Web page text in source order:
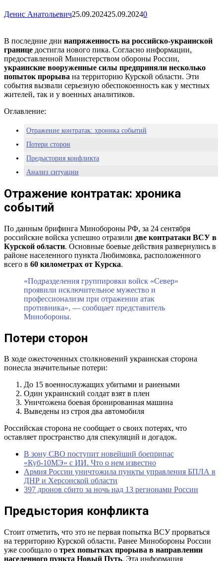
Денис Анатольевич25.09.202425.09.20240
В последние дни напряженность на российско-украинской
границе достигла нового пика. Согласно информации,
предоставленной Министерством обороны России,
украинские вооруженные силы предприняли несколько
попыток прорыва на территорию Курской области. Эти
события вызвали серьезную обеспокоенность как у местных
жителей, так и у военных аналитиков.
Оглавление:
Отражение контратак: хроника событий
Потери сторон
Предыстория конфликта
Анализ ситуации
Отражение контратак: хроника
событий
По данным брифинга Минобороны РФ, за 24 сентября
российские войска успешно отразили две контратаки ВСУ в
Курской области. Основные боевые действия развернулись в
районе населенного пункта Любимовка, расположенного
всего в 60 километрах от Курска.
«Подразделения группировки войск «Север»
проявили исключительное мужество и
профессионализм при отражении атак
противника», — сообщает представитель
Минобороны.
Потери сторон
В ходе ожесточенных столкновений украинская сторона
понесла значительные потери:
До 15 военнослужащих убитыми и ранеными
Один украинский солдат взят в плен
Уничтожена боевая бронированная машина
Выведены из строя два автомобиля
Российская сторона не сообщает о своих потерях, что
оставляет пространство для спекуляций и догадок.
В зону СВО поступит новейший боеприпас
«Куб-10МЭ» с ИИ. Что о нем известно
Армия России уничтожила пункты управления БПЛА в
ДНР и Херсонской области
397 дронов сбито за ночь над 13 регионами России
Предыстория конфликта
Стоит отметить, что это не первая попытка ВСУ прорваться
на территорию Курской области. Ранее Минобороны России
уже сообщало о трех попытках прорыва в направлении
населенного пункта Новый Путь. Эта информация